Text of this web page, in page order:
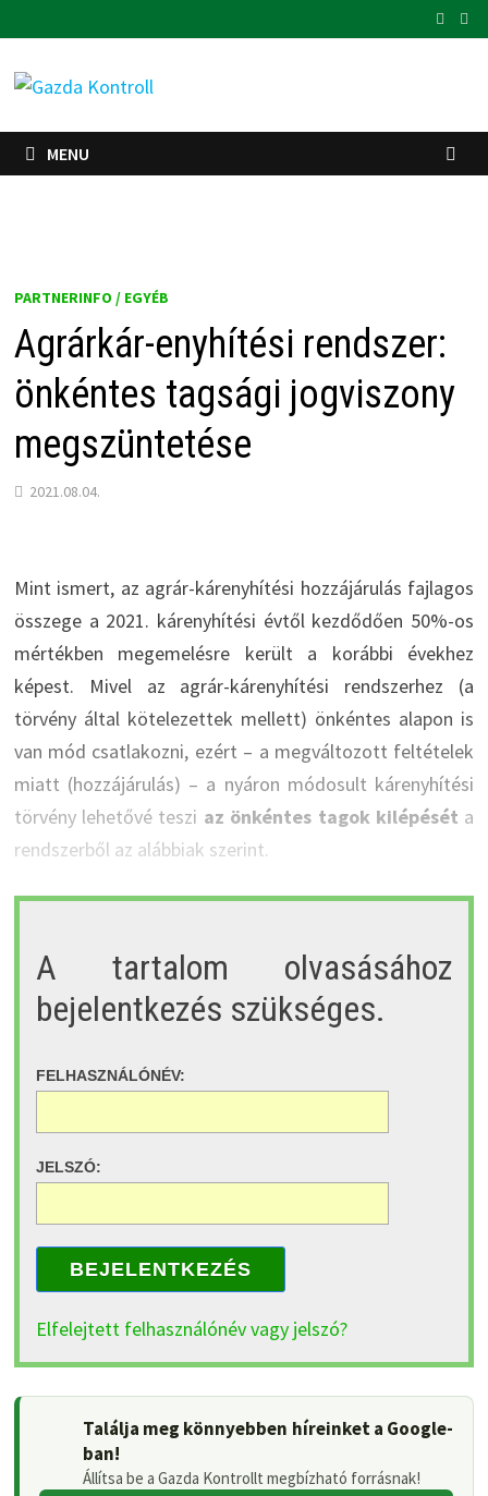
to
content
MENU
PARTNERINFO / EGYÉB
Agrárkár-enyhítési rendszer:
önkéntes tagsági jogviszony
megszüntetése
2021.08.04.
Mint ismert, az agrár-kárenyhítési hozzájárulás fajlagos
összege a 2021. kárenyhítési évtől kezdődően 50%-os
mértékben megemelésre került a korábbi évekhez
képest. Mivel az agrár-kárenyhítési rendszerhez (a
törvény által kötelezettek mellett) önkéntes alapon is
van mód csatlakozni, ezért – a megváltozott feltételek
miatt (hozzájárulás) – a nyáron módosult kárenyhítési
törvény lehetővé teszi az önkéntes tagok kilépését a
rendszerből az alábbiak szerint.
A tartalom olvasásához
bejelentkezés szükséges.
FELHASZNÁLÓNÉV:
JELSZÓ:
BEJELENTKEZÉS
Elfelejtett felhasználónév vagy jelszó?
Találja meg könnyebben híreinket a Google-
ban!
Állítsa be a Gazda Kontrollt megbízható forrásnak!